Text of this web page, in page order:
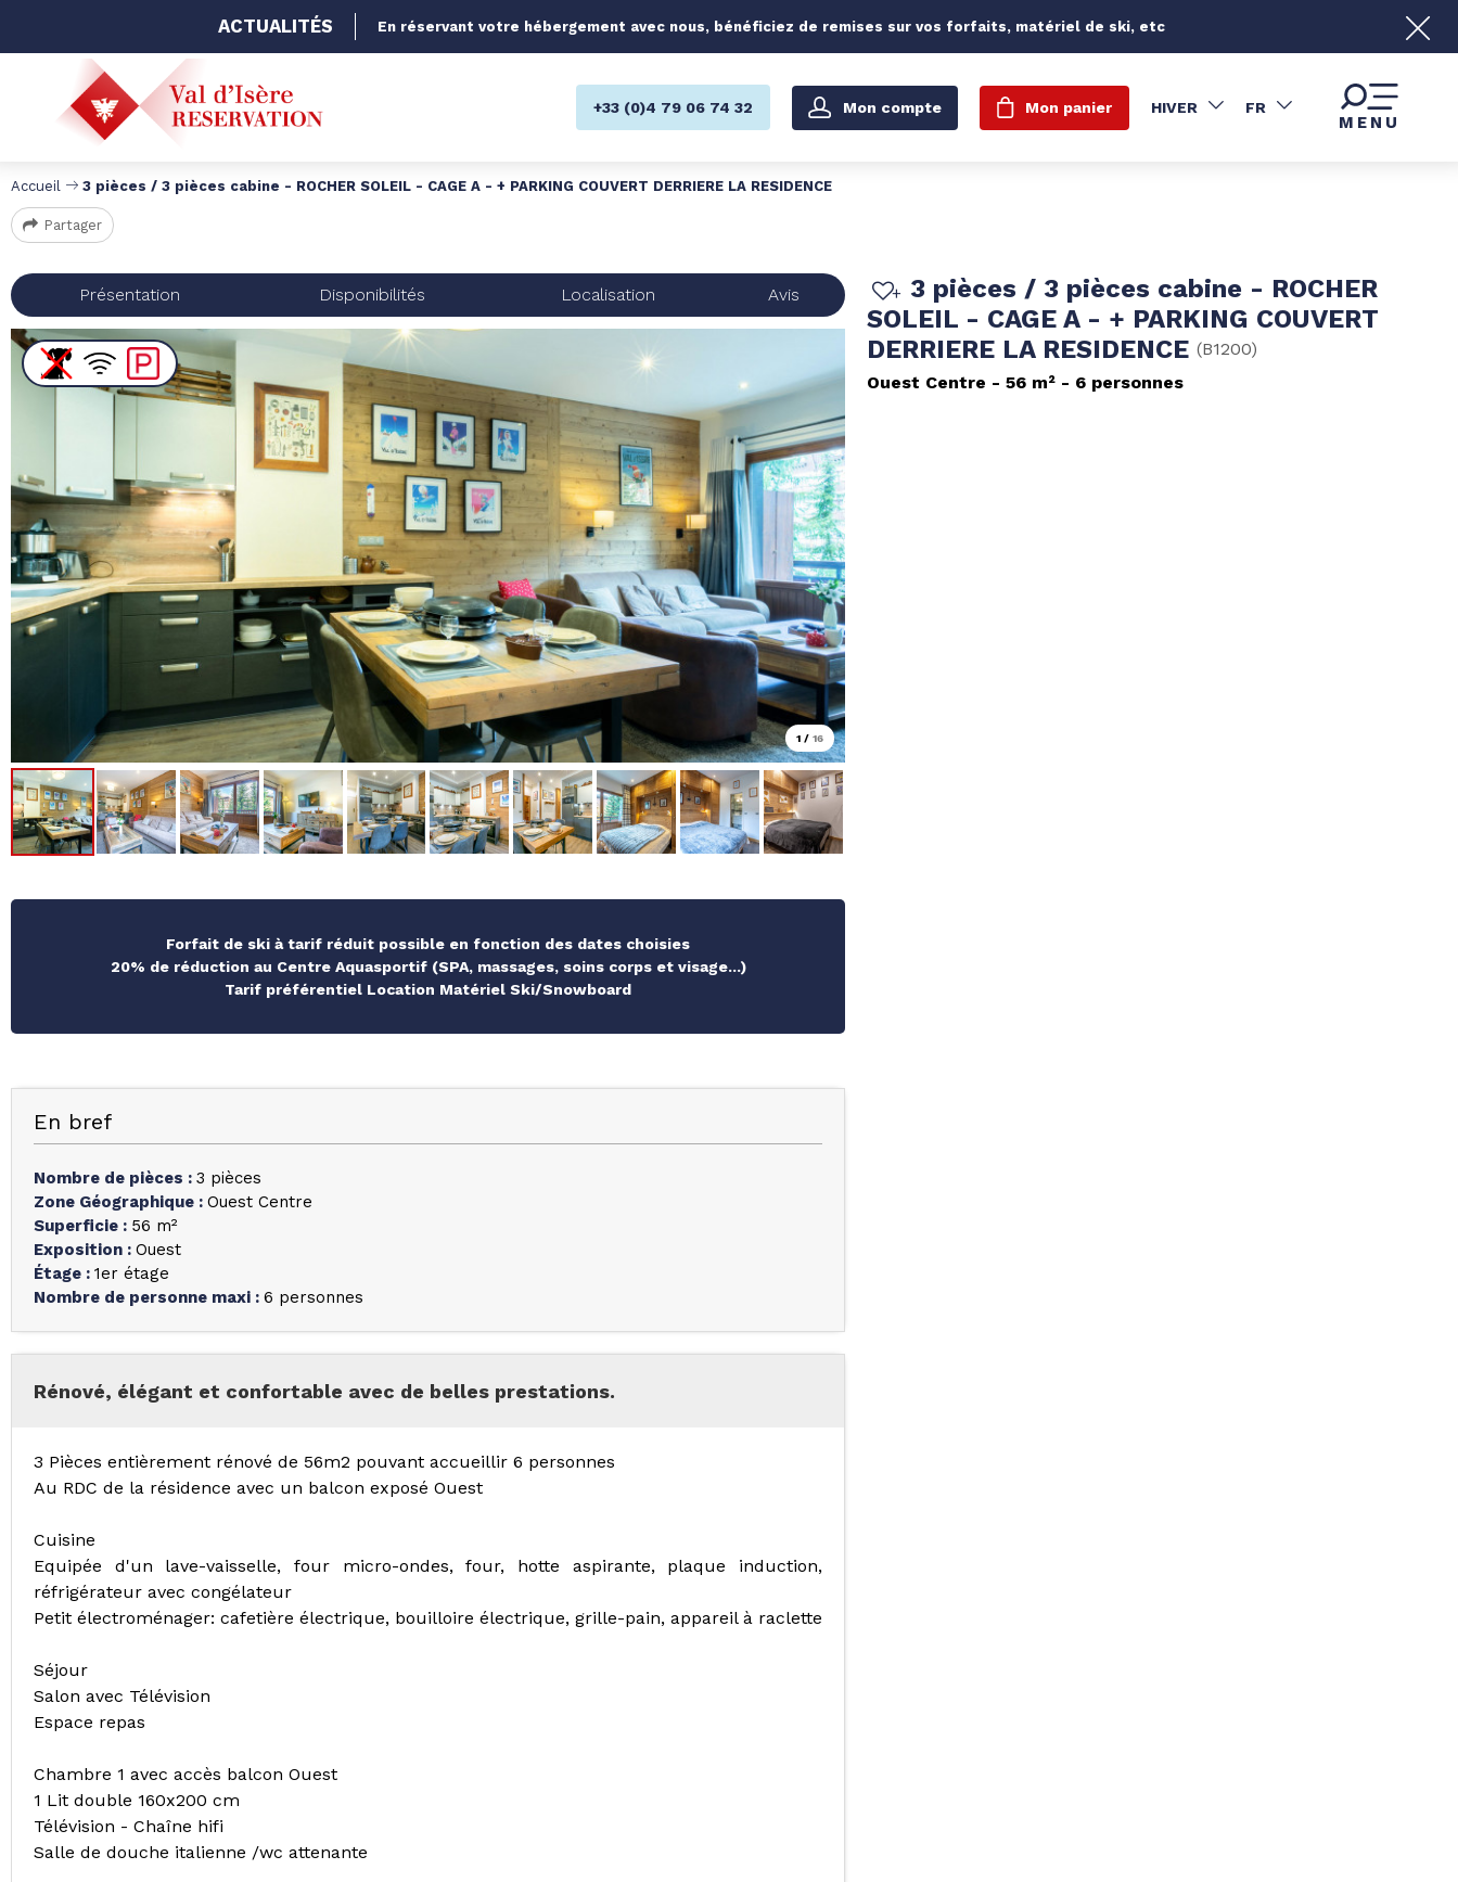
ACTUALITÉS En réservant votre hébergement avec nous, bénéficiez de remises sur vos forfaits, matériel de ski, etc
+33 (0)4 79 06 74 32 Mon compte Mon panier HIVER FR
MENU
Accueil 3 pièces / 3 pièces cabine - ROCHER SOLEIL - CAGE A - + PARKING COUVERT DERRIERE LA RESIDENCE
Partager
Présentation Disponibilités Localisation Avis
1 / 16
3 pièces / 3 pièces cabine - ROCHER
SOLEIL - CAGE A - + PARKING COUVERT
DERRIERE LA RESIDENCE (B1200)
Ouest Centre
56 m² 6 personnes
Forfait de ski à tarif réduit possible en fonction des dates choisies
20% de réduction au Centre Aquasportif (SPA, massages, soins corps et visage...)
Tarif préférentiel Location Matériel Ski/Snowboard
En bref
Nombre de pièces : 3 pièces
Zone Géographique : Ouest Centre
Superficie : 56 m²
Exposition : Ouest
Étage : 1er étage
Nombre de personne maxi : 6 personnes
Rénové, élégant et confortable avec de belles prestations.
3 Pièces entièrement rénové de 56m2 pouvant accueillir 6 personnes
Au RDC de la résidence avec un balcon exposé Ouest
Cuisine
Equipée d'un lave-vaisselle, four micro-ondes, four, hotte aspirante, plaque induction,
réfrigérateur avec congélateur
Petit électroménager: cafetière électrique, bouilloire électrique, grille-pain, appareil à raclette
Séjour
Salon avec Télévision
Espace repas
Chambre 1 avec accès balcon Ouest
1 Lit double 160x200 cm
Télévision - Chaîne hifi
Salle de douche italienne /wc attenante